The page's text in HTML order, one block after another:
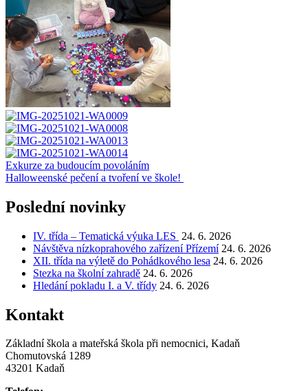
Navigace
pro
příspěvek
Exkurze za budoucím povoláním
Halloweenské pečení a tvoření ve škole!
Poslední novinky
IV. třída – Tematická výuka LES 24. 6. 2026
Návštěva nízkoprahového zařízení Přízemí 24. 6. 2026
XII. třída na výletě do Pohádkového lesa 24. 6. 2026
Stezka na školní zahradě 24. 6. 2026
Hledání pokladu I. a V. třídy 24. 6. 2026
Kontakt
Základní škola a mateřská škola při nemocnici, Kadaň
Chomutovská 1289
43201 Kadaň